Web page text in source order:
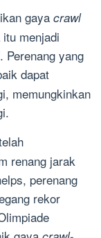
gaya crawl
menjadi
Perenang yang
dapat
memungkinkan
renang jarak
perenang
rekor